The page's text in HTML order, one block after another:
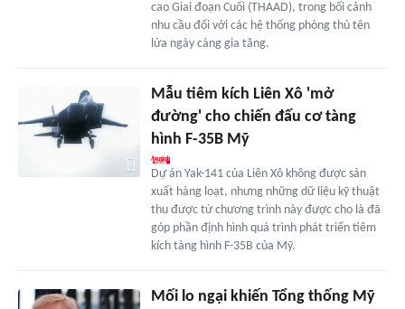
cao Giai đoạn Cuối (THAAD), trong bối cảnh
nhu cầu đối với các hệ thống phòng thủ tên
lửa ngày càng gia tăng.
Mẫu tiêm kích Liên Xô 'mở
đường' cho chiến đấu cơ tàng
hình F-35B Mỹ
Dự án Yak-141 của Liên Xô không được sản
xuất hàng loạt, nhưng những dữ liệu kỹ thuật
thu được từ chương trình này được cho là đã
góp phần định hình quá trình phát triển tiêm
kích tàng hình F-35B của Mỹ.
Mối lo ngại khiến Tổng thống Mỹ